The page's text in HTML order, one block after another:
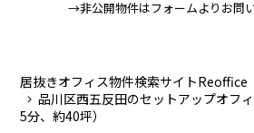
→非公開物件はフォームよりお問
居抜きオフィス物件検索サイトReoffice
品川区西五反田のセットアップオフ
5分、約40坪）